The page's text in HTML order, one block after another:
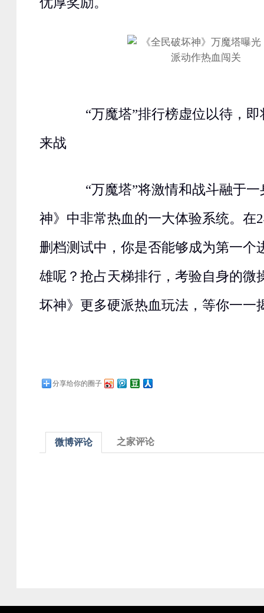
“万魔塔”排行榜虚位以待，即
来战
“万魔塔”将激情和战斗融于一
神》中非常热血的一大体验系统。在
删档测试中，你是否能够成为第一个
雄呢？抢占天梯排行，考验自身的微
坏神》更多硬派热血玩法，等你一一
分享给你的圈子
微博评论 之家评论